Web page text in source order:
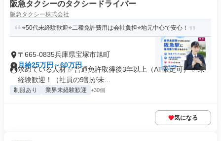
阪急タクシーのタクシードライバー
阪急タクシー株式会社
⭐50代未経験歓迎⭐二種免許費用は会社負担⭐地元中心で安心！
〒665-0835兵庫県宝塚市旭町
月給25万円～60万円
求めている人材 ✅普通免許取得後3年以上（AT限定可） ✅未
経験歓迎！（社員の9割が未...
制服あり 業界未経験歓迎 +30個
気になる